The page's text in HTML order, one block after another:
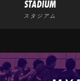
STADIUM
スタジアム